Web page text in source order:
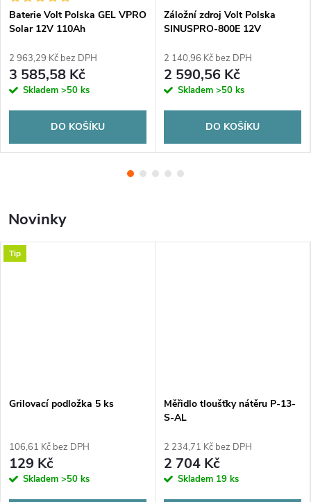
Baterie Volt Polska GEL VPRO
Solar 12V 110Ah
2 963,29 Kč bez DPH
3 585,58 Kč
Skladem >50 ks
DO KOŠÍKU
Záložní zdroj Volt Polska
SINUSPRO-800E 12V
2 140,96 Kč bez DPH
2 590,56 Kč
Skladem >50 ks
DO KOŠÍKU
Novinky
Tip
Grilovací podložka 5 ks
106,61 Kč bez DPH
129 Kč
Skladem >50 ks
Měřidlo tloušťky nátěru P-13-
S-AL
2 234,71 Kč bez DPH
2 704 Kč
Skladem 19 ks